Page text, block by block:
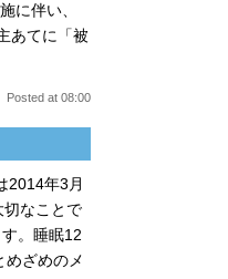
に伴い、
あてに「被
Posted at 08:00
2014年3月
切なことで
。睡眠12
めざめのメ